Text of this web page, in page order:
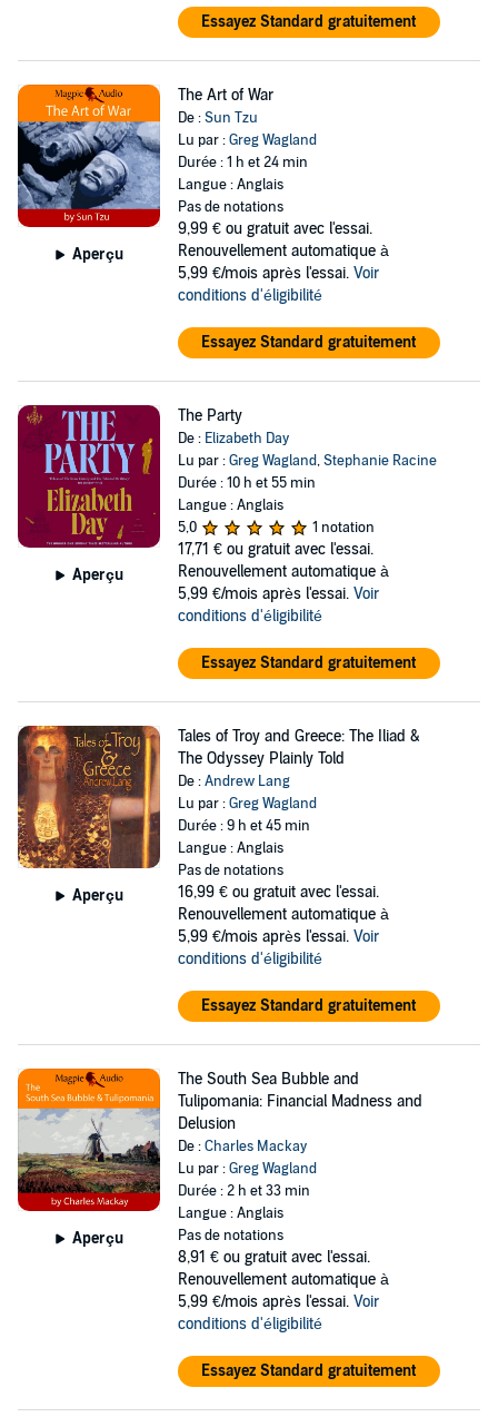
Essayez Standard gratuitement
Aperçu
The Art of War
De :Sun Tzu
Lu par :Greg Wagland
Durée : 1 h et 24 min
Langue : Anglais
Pas de notations
9,99 € ou gratuit avec l'essai.
Renouvellement automatique à
5,99 €/mois après l'essai. Voir
conditions d'éligibilité
Essayez Standard gratuitement
Aperçu
The Party
De : Elizabeth Day
Lu par :Greg Wagland,Stephanie Racine
Durée : 10 h et 55 min
Langue : Anglais
5,0
1 notation
17,71 € ou gratuit avec l'essai.
Renouvellement automatique à
5,99 €/mois après l'essai. Voir
conditions d'éligibilité
Essayez Standard gratuitement
Aperçu
Tales of Troy and Greece: The Iliad &
The Odyssey Plainly Told
De :Andrew Lang
Lu par :Greg Wagland
Durée : 9 h et 45 min
Langue : Anglais
Pas de notations
16,99 € ou gratuit avec l'essai.
Renouvellement automatique à
5,99 €/mois après l'essai. Voir
conditions d'éligibilité
Essayez Standard gratuitement
Aperçu
The South Sea Bubble and
Tulipomania: Financial Madness and
Delusion
De :Charles Mackay
Lu par :Greg Wagland
Durée : 2 h et 33 min
Langue : Anglais
Pas de notations
8,91 € ou gratuit avec l'essai.
Renouvellement automatique à
5,99 €/mois après l'essai. Voir
conditions d'éligibilité
Essayez Standard gratuitement